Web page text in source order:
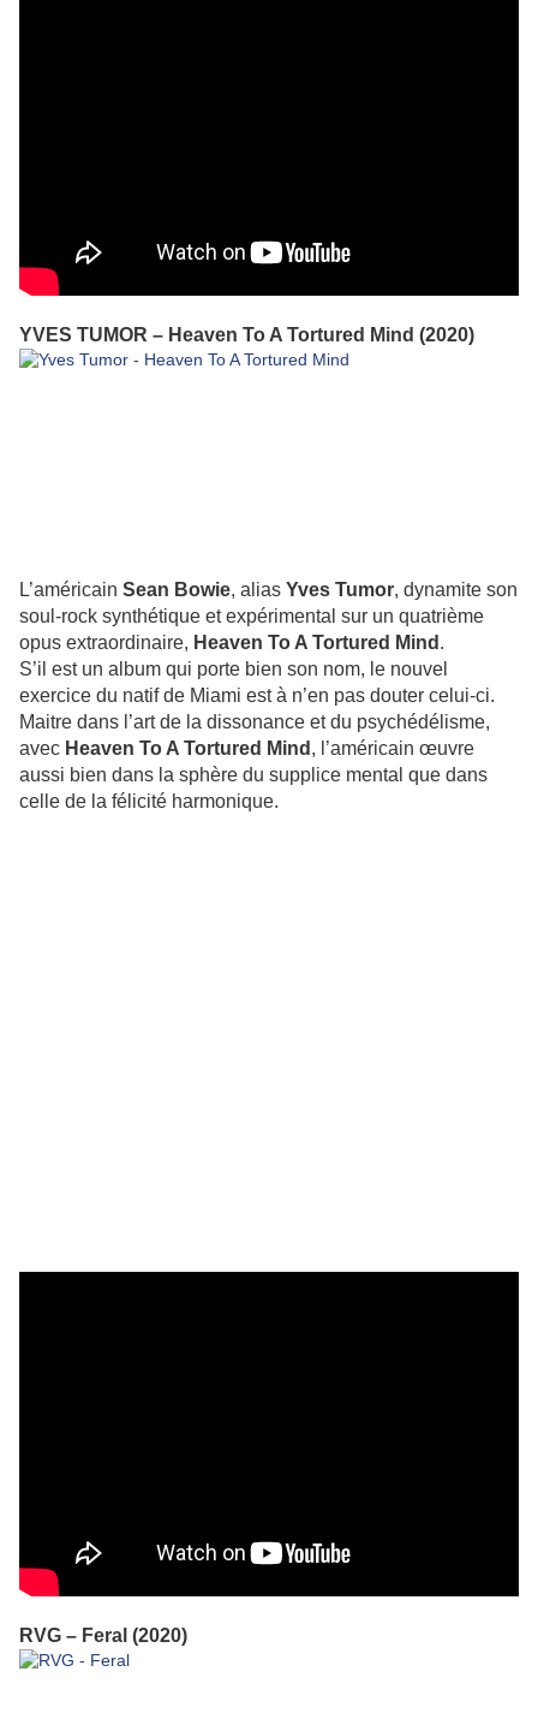
YVES TUMOR – Heaven To A Tortured Mind (2020)
L’américain Sean Bowie, alias Yves Tumor, dynamite son
soul-rock synthétique et expérimental sur un quatrième
opus extraordinaire, Heaven To A Tortured Mind .
S’il est un album qui porte bien son nom, le nouvel
exercice du natif de Miami est à n’en pas douter celui-ci.
Maitre dans l’art de la dissonance et du psychédélisme,
avec Heaven To A Tortured Mind , l’américain œuvre
aussi bien dans la sphère du supplice mental que dans
celle de la félicité harmonique.
RVG – Feral (2020)